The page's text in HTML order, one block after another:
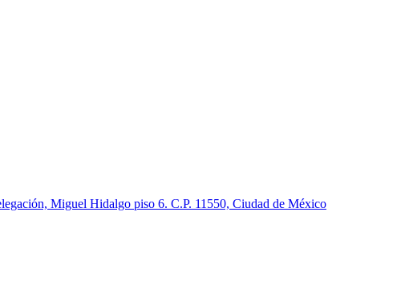
Miguel Hidalgo piso 6. C.P. 11550, Ciudad de México